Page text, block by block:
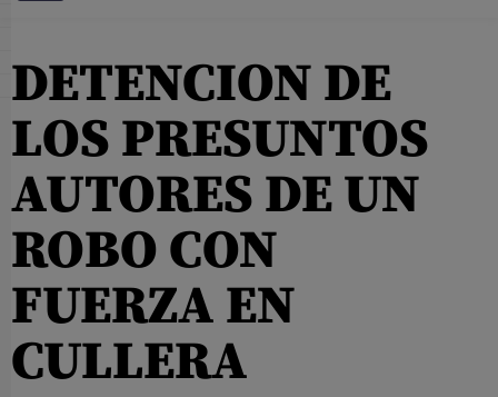
DETENCION DE
LOS PRESUNTOS
AUTORES DE UN
ROBO CON
FUERZA EN
CULLERA